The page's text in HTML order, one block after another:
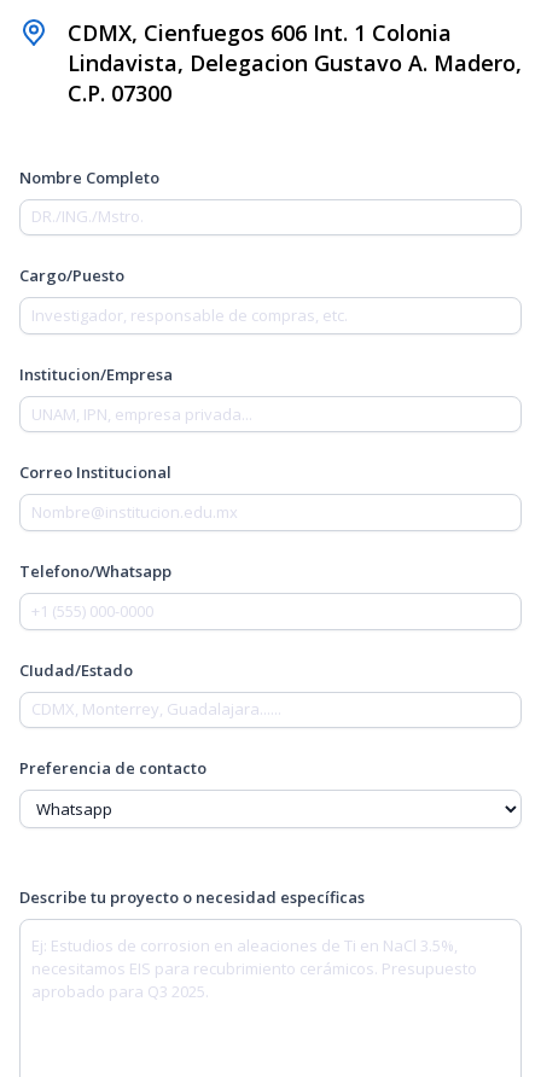
CDMX, Cienfuegos 606 Int. 1 Colonia
Lindavista, Delegacion Gustavo A. Madero,
C.P. 07300
Nombre Completo
Cargo/Puesto
Institucion/Empresa
Correo Institucional
Telefono/Whatsapp
CIudad/Estado
Preferencia de contacto
Describe tu proyecto o necesidad específicas